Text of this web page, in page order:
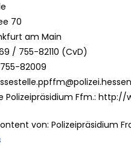
70
am Main
/ 755-82110 (CvD)
82009
Polizeipräsidium Ffm.:
von: Polizeipräsidium